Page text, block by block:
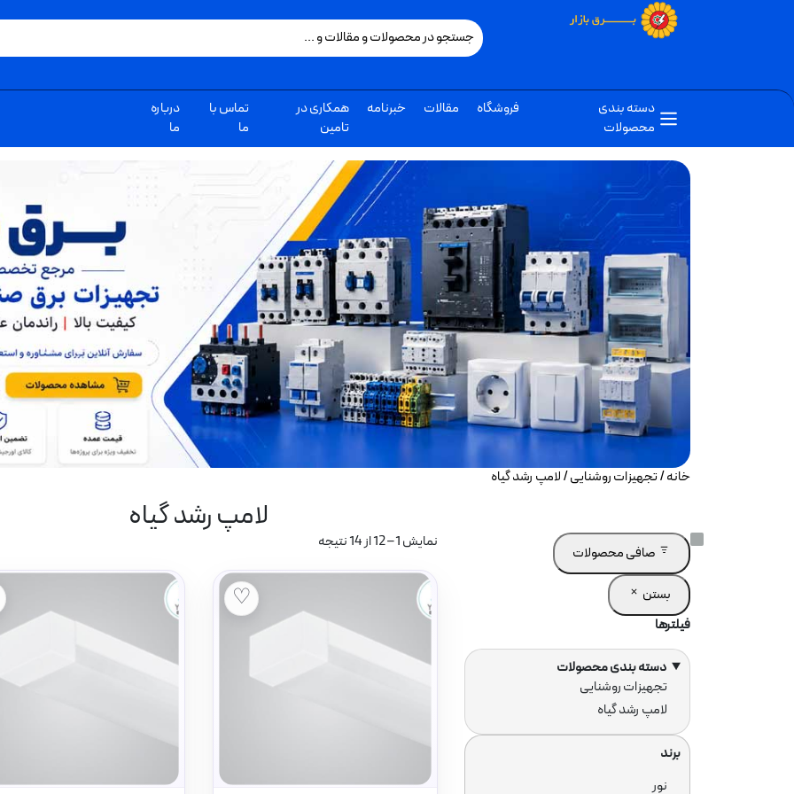
دسته بندی
محصولات
فروشگاه مقالات خبرنامه
همکاری در
تامین
تماس با
ما
درباره
ما
خانه/تجهیزات روشنایی/ لامپ رشد گیاه
لامپ رشد گیاه
صافی محصولات
بستن
فیلترها
دسته بندی محصولات
دسته
ها
تجهیزات روشنایی
لامپ رشد گیاه
برند
نور
نمایش 1–12 از 14 نتیجه
♡